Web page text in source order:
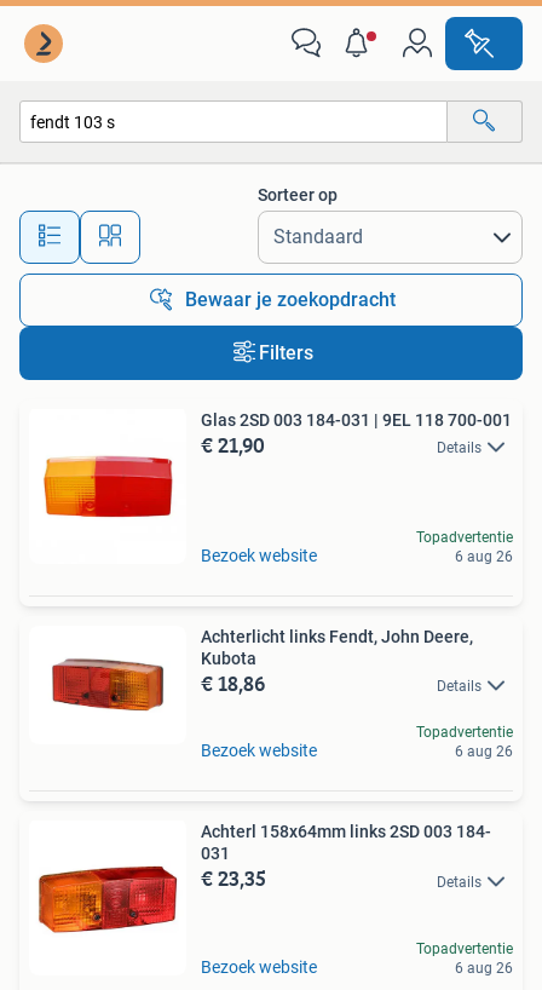
Alle afstanden…
Sorteer op
Bewaar je zoekopdracht
Filters
Glas 2SD 003 184-031 | 9EL 118 700-001
€ 21,90 Details
Bezoek website
Topadvertentie
6 aug 26
Achterlicht links Fendt, John Deere,
Kubota
€ 18,86 Details
Bezoek website
Topadvertentie
6 aug 26
Achterl 158x64mm links 2SD 003 184-
031
€ 23,35 Details
Bezoek website
Topadvertentie
6 aug 26